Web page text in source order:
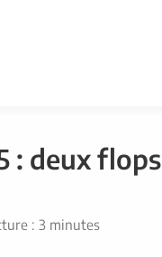
: deux flops
: 3 minutes